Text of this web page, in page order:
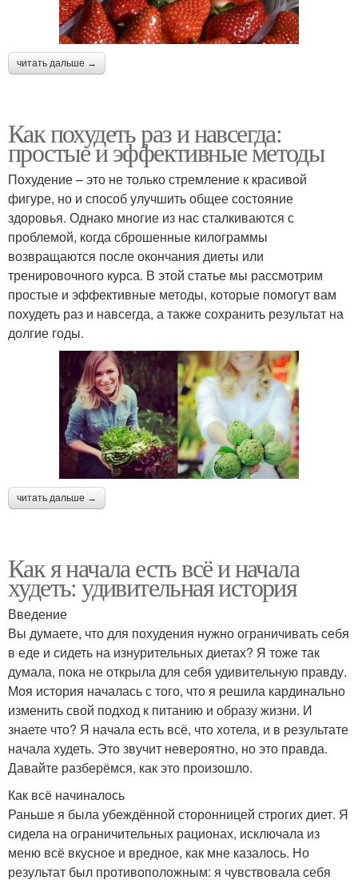
читать дальше →
Как похудеть раз и навсегда:
простые и эффективные методы
Похудение – это не только стремление к красивой
фигуре, но и способ улучшить общее состояние
здоровья. Однако многие из нас сталкиваются с
проблемой, когда сброшенные килограммы
возвращаются после окончания диеты или
тренировочного курса. В этой статье мы рассмотрим
простые и эффективные методы, которые помогут вам
похудеть раз и навсегда, а также сохранить результат на
долгие годы.
читать дальше →
Как я начала есть всё и начала
худеть: удивительная история
Введение
Вы думаете, что для похудения нужно ограничивать себя
в еде и сидеть на изнурительных диетах? Я тоже так
думала, пока не открыла для себя удивительную правду.
Моя история началась с того, что я решила кардинально
изменить свой подход к питанию и образу жизни. И
знаете что? Я начала есть всё, что хотела, и в результате
начала худеть. Это звучит невероятно, но это правда.
Давайте разберёмся, как это произошло.
Как всё начиналось
Раньше я была убеждённой сторонницей строгих диет. Я
сидела на ограничительных рационах, исключала из
меню всё вкусное и вредное, как мне казалось. Но
результат был противоположным: я чувствовала себя